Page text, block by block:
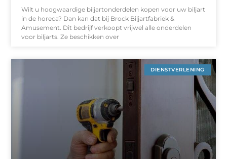
Wilt u hoogwaardige biljartonderdelen kopen voor uw biljart
in de horeca? Dan kan dat bij Brock Biljartfabriek &
Amusement. Dit bedrijf verkoopt vrijwel alle onderdelen
voor biljarts. Ze beschikken over
DIENSTVERLENING